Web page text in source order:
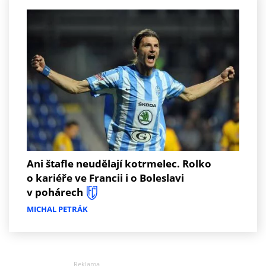
Ani štafle neudělají kotrmelec. Rolko
o kariéře ve Francii i o Boleslavi
v pohárech
MICHAL PETRÁK